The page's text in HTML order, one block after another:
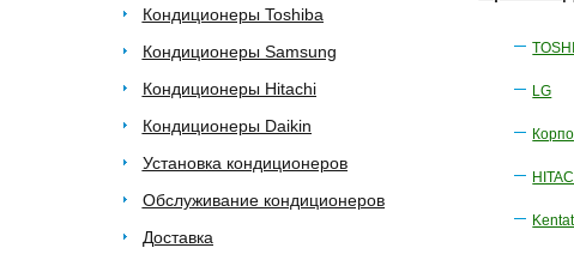
Кондиционеры Toshiba
Кондиционеры Samsung
Кондиционеры Hitachi
Кондиционеры Daikin
Установка кондиционеров
Обслуживание кондиционеров
Доставка
LG